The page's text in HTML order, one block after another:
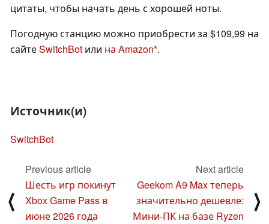
цитаты, чтобы начать день с хорошей ноты.
Погодную станцию можно приобрести за $109,99 на
сайтеSwitchBot или на Amazon .
Источник(и)
SwitchBot
⟨
Previous article
Шесть игр покинут
Xbox Game Pass в
июне 2026 года
Next article
Geekom A9 Max теперь
значительно дешевле:
Мини-ПК на базе Ryzen
⟩